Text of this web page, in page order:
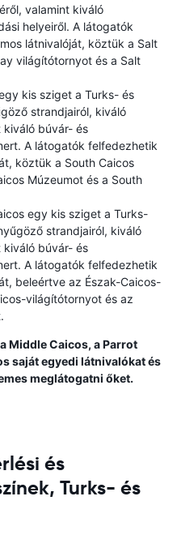
valamint kiváló
helyeiről. A látogatók
látnivalóját, köztük a Salt
világítótornyot és a Salt
kis sziget a Turks- és
strandjairól, kiváló
kiváló búvár- és
A látogatók felfedezhetik
köztük a South Caicos
Múzeumot és a South
egy kis sziget a Turks-
strandjairól, kiváló
kiváló búvár- és
A látogatók felfedezhetik
beleértve az Észak-Caicos-
világítótornyot és az
Middle Caicos, a Parrot
saját egyedi látnivalókat és
meglátogatni őket.
és
Turks- és